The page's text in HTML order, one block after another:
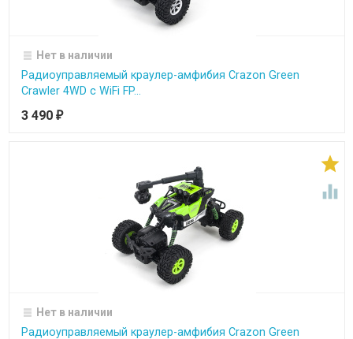
Нет в наличии
Радиоуправляемый краулер-амфибия Crazon Green
Crawler 4WD c WiFi FP...
3 490 ₽


Нет в наличии
Радиоуправляемый краулер-амфибия Crazon Green